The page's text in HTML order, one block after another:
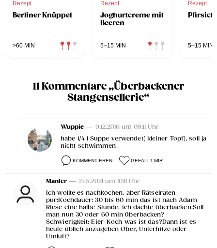
Rezept
Berliner Knüppel
>60 MIN
Rezept
Joghurtcreme mit
Beeren
5–15 MIN
Rezept
5–15 MIN
11 Kommentare „Überbackener
Stangensellerie“
Wuppie — 9.12.2016 um 08:11 Uhr
habe 1/4 l Suppe verwendet( kleiner Topf), soll ja
nicht schwimmen
KOMMENTIEREN GEFÄLLT MIR
Manler — 27.5.2021 um 10:11 Uhr
Ich wollte es nachkochen, aber Rätselraten
pur:Kochdauer: 30 bis 60 min das ist nach Adam
Riese eine halbe Stunde, ich dachte überbacken.Soll
man nun 30 oder 60 min überbacken?
Schwierigkeit: Eier-Koch was ist das?Dann ist es
heute üblich anzugeben Ober, Unterhitze oder
Umluft?